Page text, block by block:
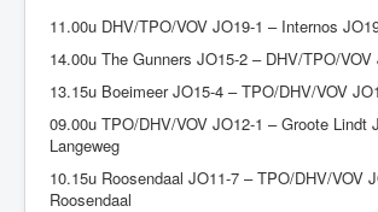
11.00u DHV/TPO/VOV JO19-1 – Internos
14.00u The Gunners JO15-2 – DHV/TPO/
13.15u Boeimeer JO15-4 – TPO/DHV/VOV
09.00u TPO/DHV/VOV JO12-1 – Groote Lindt
Langeweg
10.15u Roosendaal JO11-7 – TPO/DHV/VOV
Roosendaal